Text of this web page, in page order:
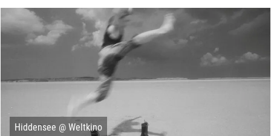
Hiddensee @ Weltkino